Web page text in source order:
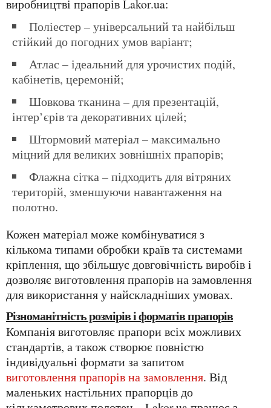
виробництві прапорів Lakor.ua:
поліестер – універсальний та найбільш
стійкий до погодних умов варіант;
атлас – ідеальний для урочистих подій,
кабінетів, церемоній;
шовкова тканина – для презентацій,
інтер’єрів та декоративних цілей;
штормовий матеріал – максимально
міцний для великих зовнішніх прапорів;
флажна сітка – підходить для вітряних
територій, зменшуючи навантаження на
полотно.
Кожен матеріал може комбінуватися з
кількома типами обробки країв та системами
кріплення, що збільшує довговічність виробів і
дозволяє виготовлення прапорів на замовлення
для використання у найскладніших умовах.
Різноманітність розмірів і форматів прапорів
Компанія виготовляє прапори всіх можливих
стандартів, а також створює повністю
індивідуальні формати за запитом
виготовлення прапорів на замовлення. Від
маленьких настільних прапорців до